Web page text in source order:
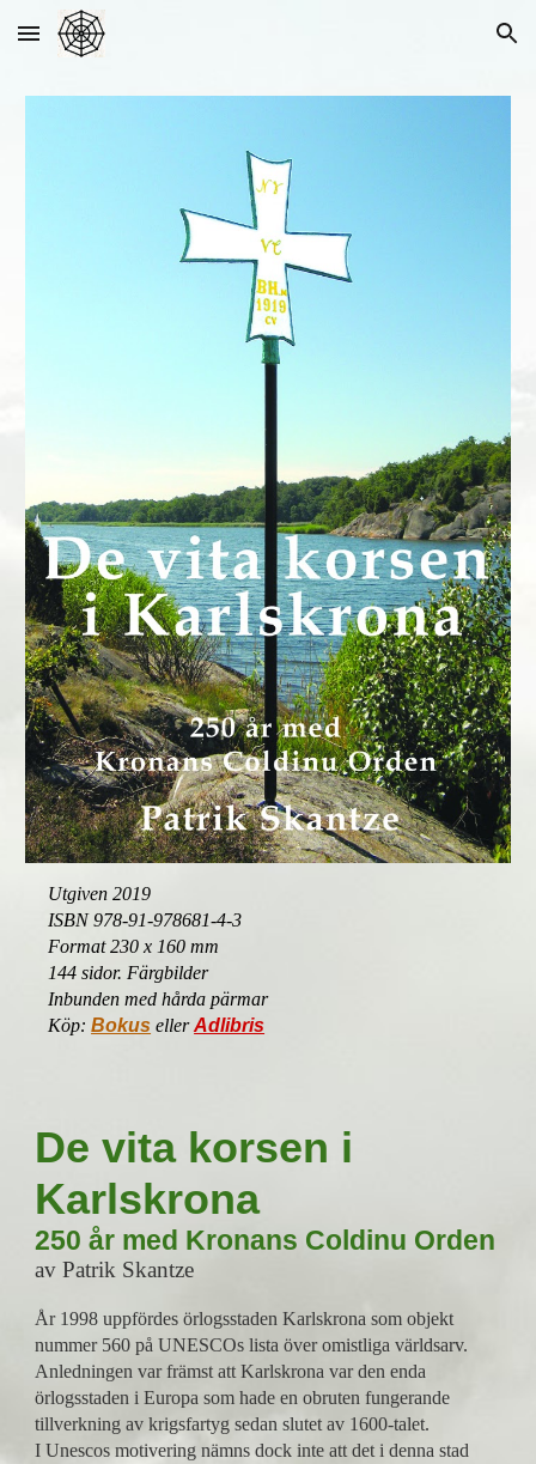
Skip to main content Skip to navigation
Utgiven 2019
ISBN 978-91-978681-4-3
Format 230 x 160 mm
144 sidor. Färgbilder
Inbunden med hårda pärmar
Köp:Bokus ellerAdlibris
De vita korsen i
Karlskrona
250 år med Kronans Coldinu Orden
av Patrik Skantze
År 1998 uppfördes örlogsstaden Karlskrona som objekt
nummer 560 på UNESCOs lista över omistliga världsarv.
Anledningen var främst att Karlskrona var den enda
örlogsstaden i Europa som hade en obruten fungerande
tillverkning av krigsfartyg sedan slutet av 1600-talet.
I Unescos motivering nämns dock inte att det i denna stad